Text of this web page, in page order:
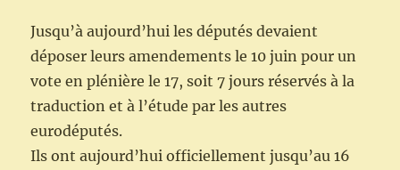
Jusqu’à aujourd’hui les députés devaient
déposer leurs amendements le 10 juin pour un
vote en plénière le 17, soit 7 jours réservés à la
traduction et à l’étude par les autres
eurodéputés.
Ils ont aujourd’hui officiellement jusqu’au 16